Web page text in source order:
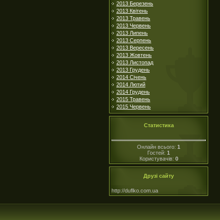
2013 Березень
2013 Квітень
2013 Травень
2013 Червень
2013 Липень
2013 Серпень
2013 Вересень
2013 Жовтень
2013 Листопад
2013 Грудень
2014 Січень
2014 Лютий
2014 Грудень
2015 Травень
2015 Червень
Статистика
Онлайн всього: 1
Гостей: 1
Користувачів: 0
Друзі сайту
http://duflko.com.ua